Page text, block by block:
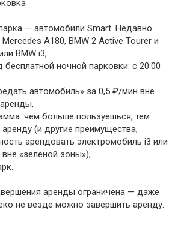
— автомобили Smart. Недавно
A180, BMW 2 Active Tourer и
BMW i3,
ночной парковки: с 20:00
автомобиль» за 0,5 ₽/мин вне
чем больше пользуешься, тем
(и другие преимущества,
арендовать электромобиль i3 или
«зеленой зоны»),
аренды ограничена — даже
не везде можно завершить аренду.